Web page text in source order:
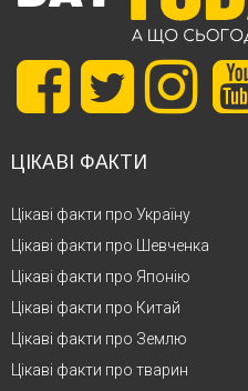
ЦІКАВІ ФАКТИ
Цікаві факти про Україну
Цікаві факти про Шевченка
Цікаві факти про Японію
Цікаві факти про Китай
Цікаві факти про Землю
Цікаві факти про тварин